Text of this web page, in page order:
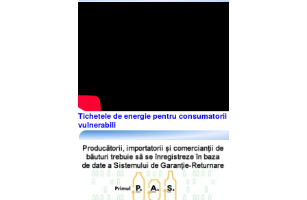
Tichetele de energie pentru consumatorii
vulnerabili